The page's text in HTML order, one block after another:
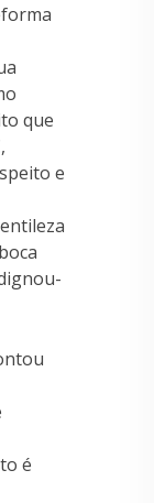
que
e
é